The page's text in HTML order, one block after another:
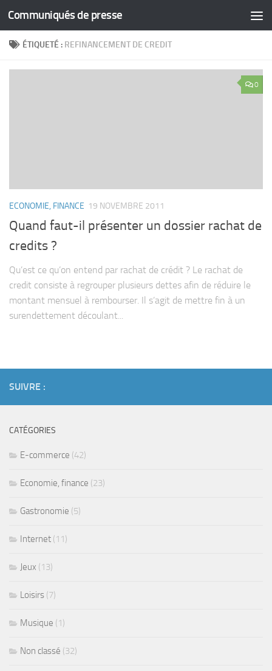
Skip to content
Communiqués de presse
ÉTIQUETÉ : REFINANCEMENT DE CREDIT
0
ECONOMIE, FINANCE 19 NOVEMBRE 2011
Quand faut-il présenter un dossier rachat de
credits ?
Qu’est ce qu’on entend par rachat de crédit ? Le rachat de
credit consiste à regrouper plusieurs dettes afin de réduire le
montant mensuel à rembourser. Il s’agit de mettre fin à un
surendettement découlant...
SUIVRE :
CATÉGORIES
E-commerce (42)
Economie, finance (23)
Gastronomie (5)
Internet (11)
Jeux (13)
Loisirs (7)
Musique (1)
Non classé (32)